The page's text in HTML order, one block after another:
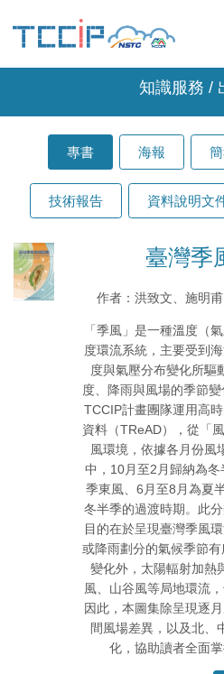
知識服務 /
專書 海報
技術報告 資料說明文
臺灣季
作者：洪致文、施明
「季風」是一種溫度（
度環流系統，主要受到
度與氣壓分布變化所驅
度、降雨與風場的季節
TCCIP計畫團隊運用高
資料（TReAD），從「
風環境，依據各月份風
中，10月至2月歸納為
季東風、6月至8月為夏
冬半季的過渡時期。此
目的在於呈現臺灣季風
或降雨劃分的氣候季節
變化外，太陽輻射加熱
風、山谷風等局地環流
因此，本圖集除呈現逐
間風場差異，以及北、
化，協助讀者全面